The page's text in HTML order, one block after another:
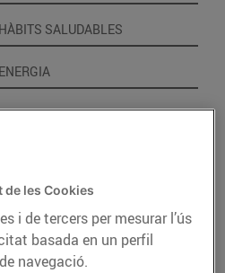
SALUDABLES
ENERGIA
I TRADICIONS
les Cookies
i de tercers per mesurar l’ús
basada en un perfil
navegació.